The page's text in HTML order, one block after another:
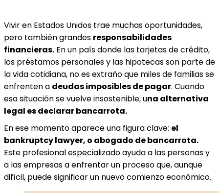
Vivir en Estados Unidos trae muchas oportunidades,
pero también grandes responsabilidades
financieras. En un país donde las tarjetas de crédito,
los préstamos personales y las hipotecas son parte de
la vida cotidiana, no es extraño que miles de familias se
enfrenten a deudas imposibles de pagar. Cuando
esa situación se vuelve insostenible, una alternativa
legal es declarar bancarrota.
En ese momento aparece una figura clave: el
bankruptcy lawyer, o abogado de bancarrota.
Este profesional especializado ayuda a las personas y
a las empresas a enfrentar un proceso que, aunque
difícil, puede significar un nuevo comienzo económico.